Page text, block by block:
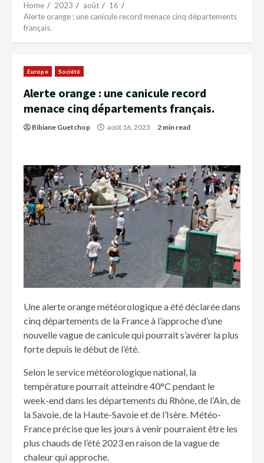
Home 2023 août
16
Alerte orange : une canicule record menace cinq départements
français.
Europe Société
Alerte orange : une canicule record
menace cinq départements français.
Bibiane Guetchop août 16, 2023 2 min read
Une alerte orange météorologique a été déclarée dans
cinq départements de la France à l’approche d’une
nouvelle vague de canicule qui pourrait s’avérer la plus
forte depuis le début de l’été.
Selon le service météorologique national, la
température pourrait atteindre 40°C pendant le
week-end dans les départements du Rhône, de l’Ain, de
la Savoie, de la Haute-Savoie et de l’Isère. Météo-
France précise que les jours à venir pourraient être les
plus chauds de l’été 2023 en raison de la vague de
chaleur qui approche.